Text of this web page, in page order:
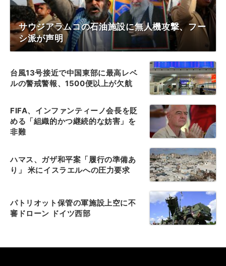
サウジアラムコの石油施設に無人機攻撃、フー
シ派が声明
台風13号接近で中国東部に最高レベ
ルの警戒警報、1500便以上が欠航
FIFA、インファンティーノ会長を貶
める「組織的かつ継続的な妨害」を
非難
ハマス、ガザ和平案「履行の準備あ
り」 米にイスラエルへの圧力要求
パトリオット保管の軍施設上空に不
審ドローン ドイツ西部